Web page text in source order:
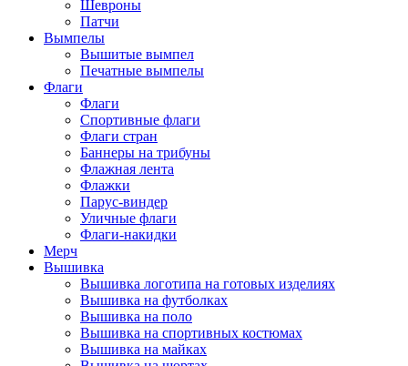
Шевроны
Патчи
Вымпелы
Вышитые вымпел
Печатные вымпелы
Флаги
Флаги
Спортивные флаги
Флаги стран
Баннеры на трибуны
Флажная лента
Флажки
Парус-виндер
Уличные флаги
Флаги-накидки
Мерч
Вышивка
Вышивка логотипа на готовых изделиях
Вышивка на футболках
Вышивка на поло
Вышивка на спортивных костюмах
Вышивка на майках